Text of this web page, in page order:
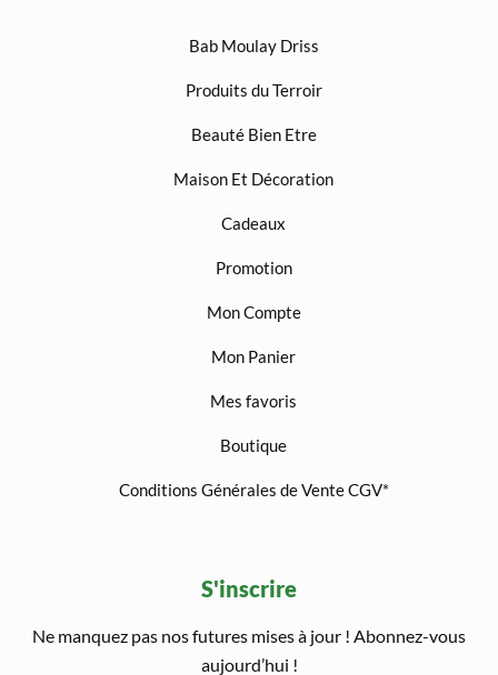
Bab Moulay Driss
Produits du Terroir
Beauté Bien Etre
Maison Et Décoration
Cadeaux
Promotion
Mon Compte
Mon Panier
Mes favoris
Boutique
Conditions Générales de Vente CGV*
S'inscrire
Ne manquez pas nos futures mises à jour ! Abonnez-vous
aujourd’hui !